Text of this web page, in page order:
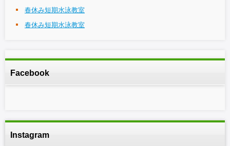
春休み短期水泳教室
春休み短期水泳教室
Facebook
Instagram